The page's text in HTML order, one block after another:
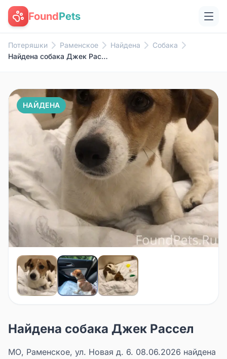
FoundPets
Потеряшки Раменское Найдена
Собака
Найдена собака Джек Рассел
НАЙДЕНА
Найдена собака Джек Рассел
МО, Раменское, ул. Новая д. 6. 08.06.2026 найдена